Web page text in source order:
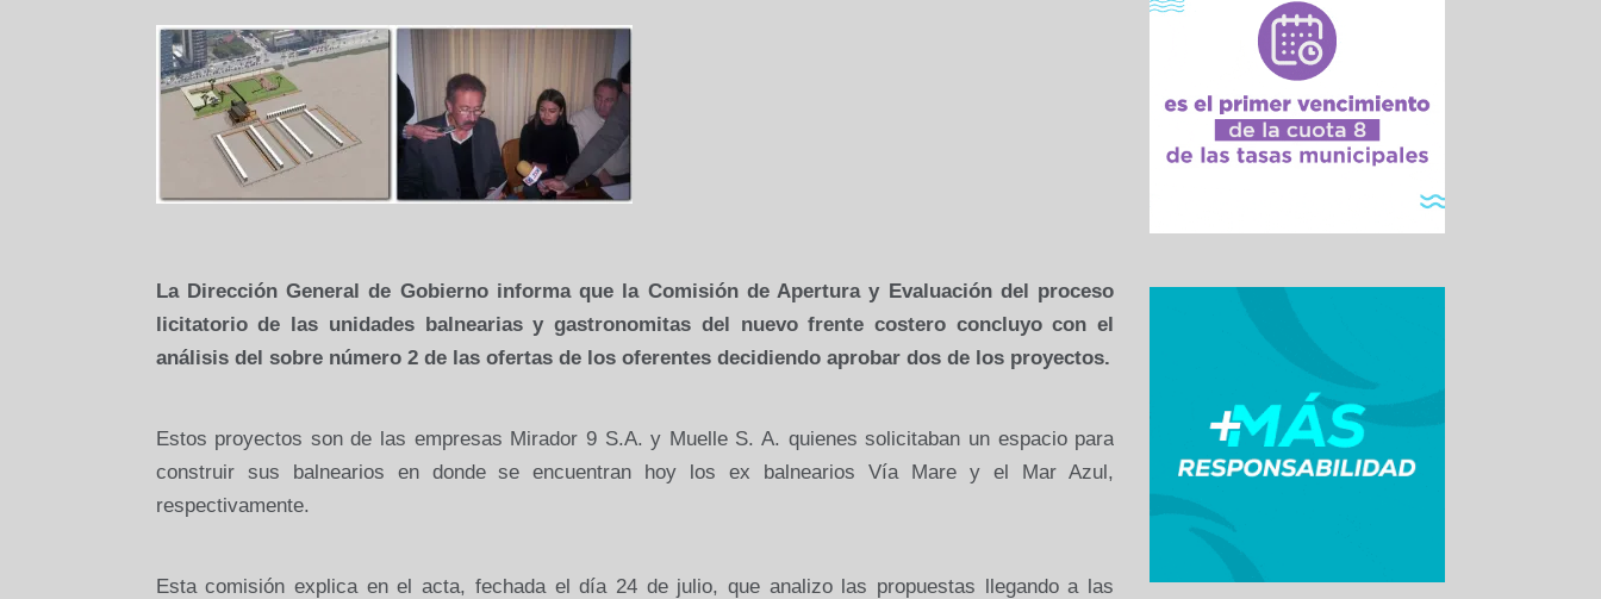
La Dirección General de Gobierno informa que la Comisión de Apertura y Evaluación del proceso
licitatorio de las unidades balnearias y gastronomitas del nuevo frente costero concluyo con el
análisis del sobre número 2 de las ofertas de los oferentes decidiendo aprobar dos de los proyectos.
Estos proyectos son de las empresas Mirador 9 S.A. y Muelle S. A. quienes solicitaban un espacio para
construir sus balnearios en donde se encuentran hoy los ex balnearios Vía Mare y el Mar Azul,
respectivamente.
Esta comisión explica en el acta, fechada el día 24 de julio, que analizo las propuestas llegando a las